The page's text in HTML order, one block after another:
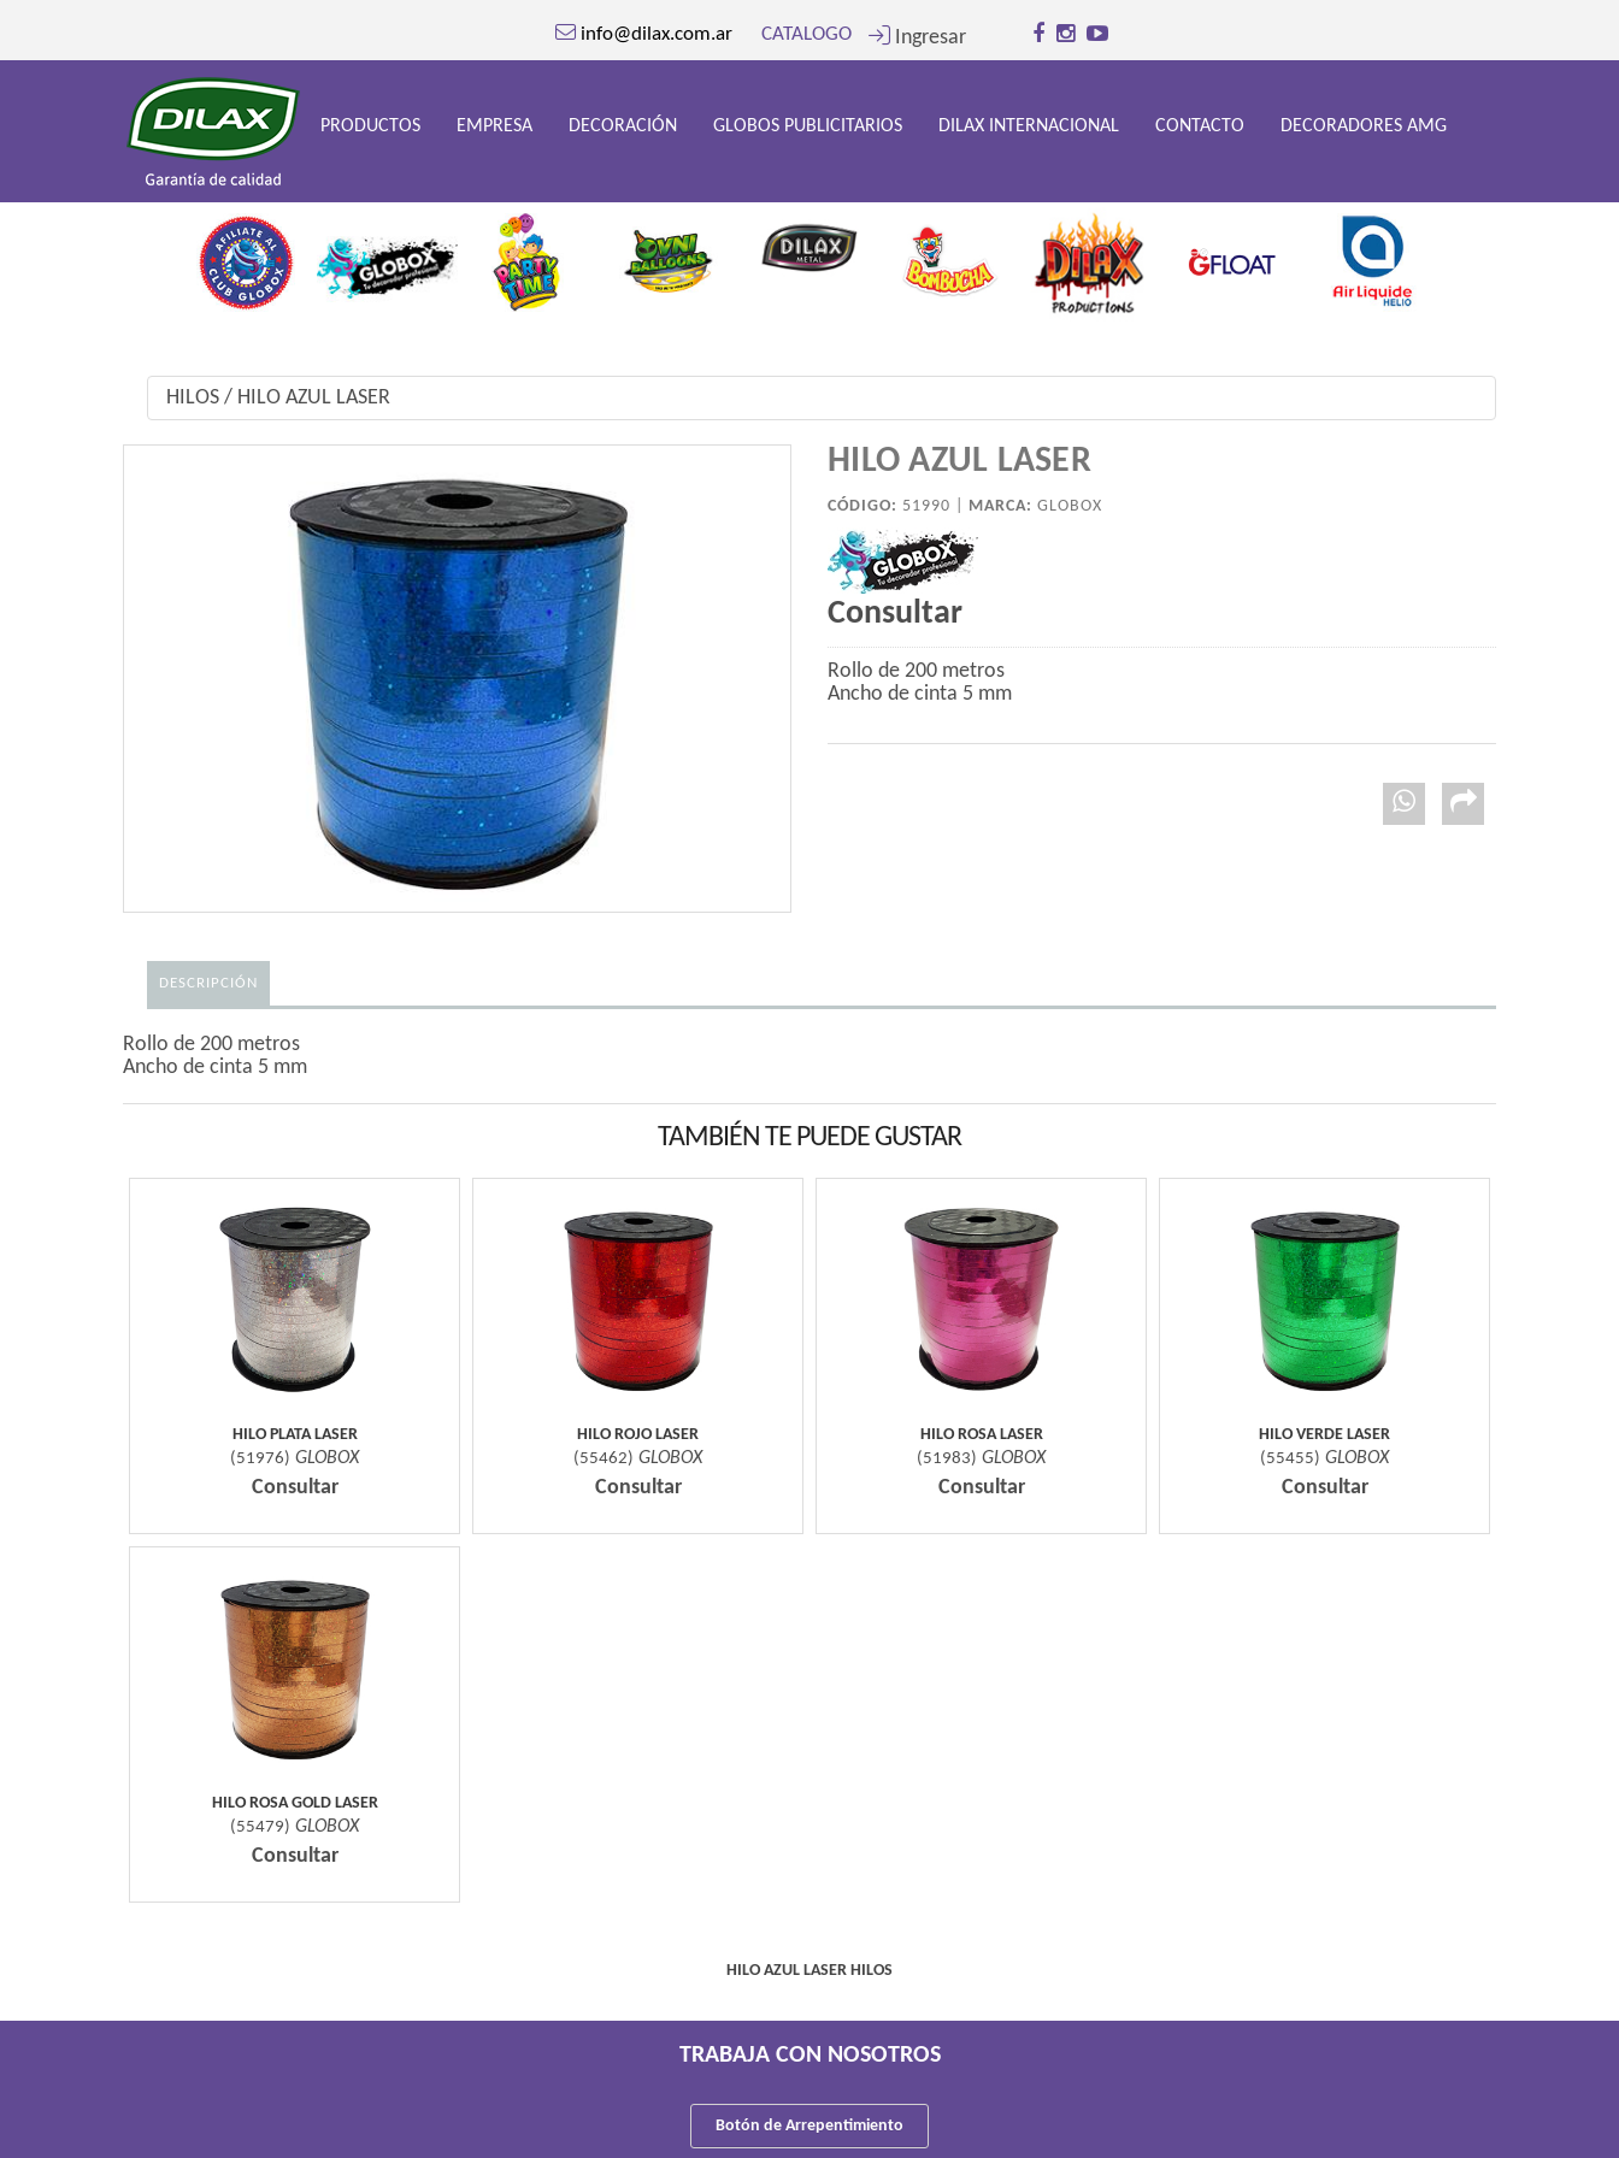
info@dilax.com.ar CATALOGO Ingresar
PRODUCTOS EMPRESA DECORACIÓN GLOBOS PUBLICITARIOS DILAX INTERNACIONAL CONTACTO DECORADORES AMG
HILOS / HILO AZUL LASER
HILO AZUL LASER
CÓDIGO: 51990 | MARCA: GLOBOX
Consultar
Rollo de 200 metros
Ancho de cinta 5 mm
DESCRIPCIÓN
Rollo de 200 metros
Ancho de cinta 5 mm
TAMBIÉN TE PUEDE GUSTAR
HILO PLATA LASER
(51976) GLOBOX
Consultar
HILO ROJO LASER
(55462) GLOBOX
Consultar
HILO ROSA LASER
(51983) GLOBOX
Consultar
HILO VERDE LASER
(55455) GLOBOX
Consultar
HILO ROSA GOLD LASER
(55479) GLOBOX
Consultar
HILO AZUL LASER HILOS
TRABAJA CON NOSOTROS
Botón de Arrepentimiento